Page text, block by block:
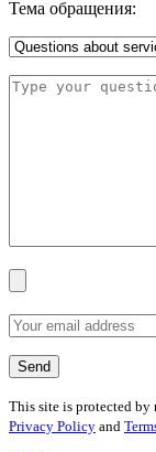
Тема обращения:
This site is protected by
Privacy Policy and